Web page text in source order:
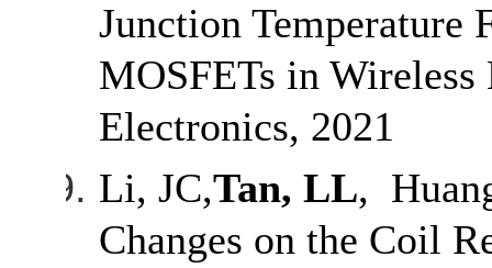
Junction Temperature
MOSFETs in Wireless
Electronics, 2021
Li, JC,Tan, LL,
Changes on the Coil